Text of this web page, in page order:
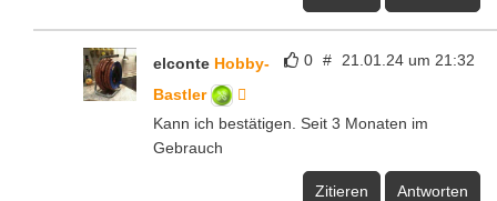
0 # 21.01.24 um 21:32
elconte Hobby-
Bastler
Kann ich bestätigen. Seit 3 Monaten im
Gebrauch
Zitieren Antworten